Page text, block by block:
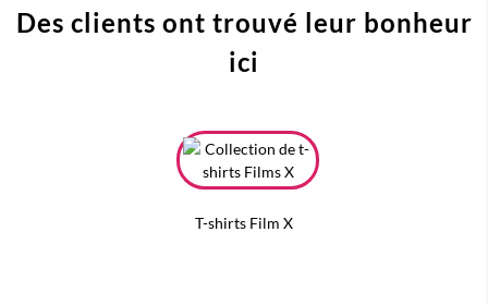
Des clients ont trouvé leur bonheur
ici
T-shirts Film X